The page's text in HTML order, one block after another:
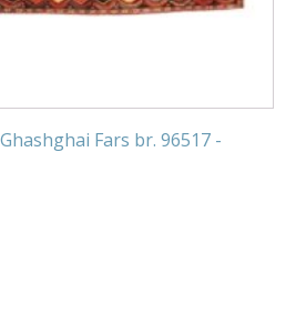
Fars br. 96517 -